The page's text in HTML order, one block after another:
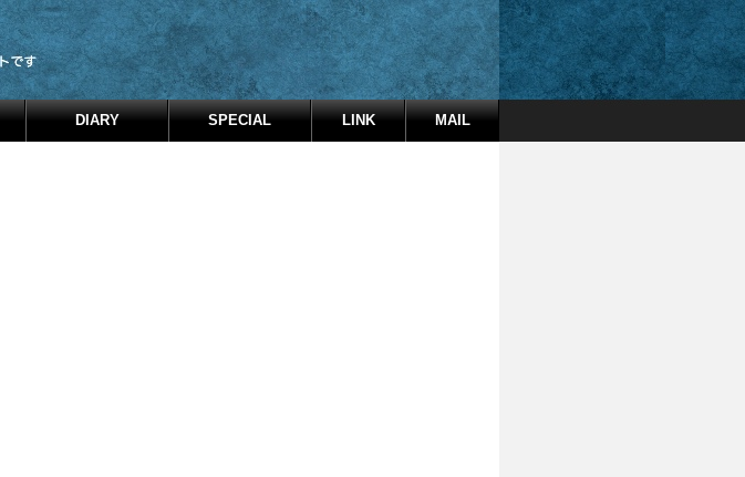
DIARY SPECIAL LINK MAIL